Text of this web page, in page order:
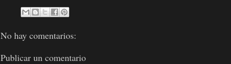
No hay comentarios:
Publicar un comentario